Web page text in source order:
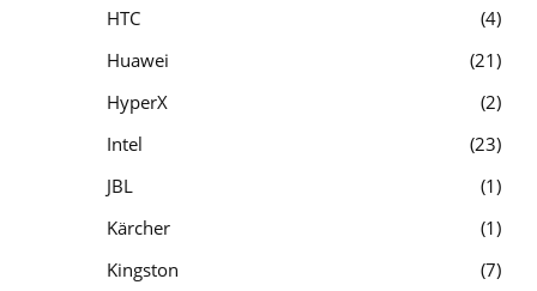
HTC
4
Huawei
21
HyperX
2
Intel
23
JBL
1
Kärcher
1
Kingston
7